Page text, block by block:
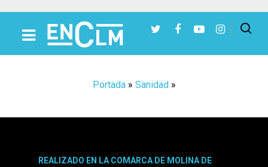
Portada» Sanidad»
REALIZADO EN LA COMARCA DE MOLINA DE